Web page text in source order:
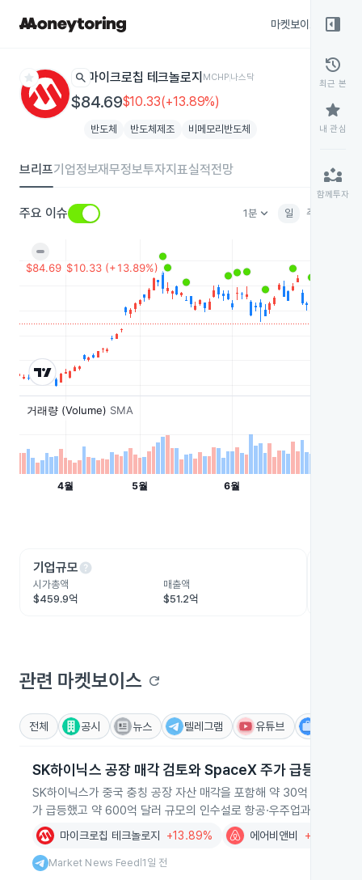
마켓보이스
star search 마이크로칩 테크놀로지 MCHP나스닥
$84.69$10.33(+13.89%)
반도체 반도체제조 비메모리반도체
브리프기업정보재무정보투자지표실적전망
주요 이슈 1분keyboard_arrow_down 일 주
기업규모help
시가총액
$459.9억
매출액
$51.2억
관련 마켓보이스 refresh
전체 공시 뉴스 텔레그램 유튜브
SK하이닉스 공장 매각 검토와 SpaceX 주가 급등
SK하이닉스가 중국 충칭 공장 자산 매각을 포함해 약 30억 달러 규
가 급등했고 약 600억 달러 규모의 인수설로 항공·우주업과 신사업
마이크로칩 테크놀로지 +13.89% 에어비앤비 +17.43%
Market News Feed |1일 전
right_panel_open
history
최근 본
star
내 관심
partner_exchange
함께투자